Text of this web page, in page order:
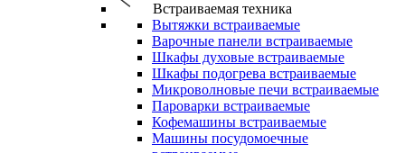
Встраиваемая техника
Вытяжки встраиваемые
Варочные панели встраиваемые
Шкафы духовые встраиваемые
Шкафы подогрева встраиваемые
Микроволновые печи встраиваемые
Пароварки встраиваемые
Кофемашины встраиваемые
Машины посудомоечные